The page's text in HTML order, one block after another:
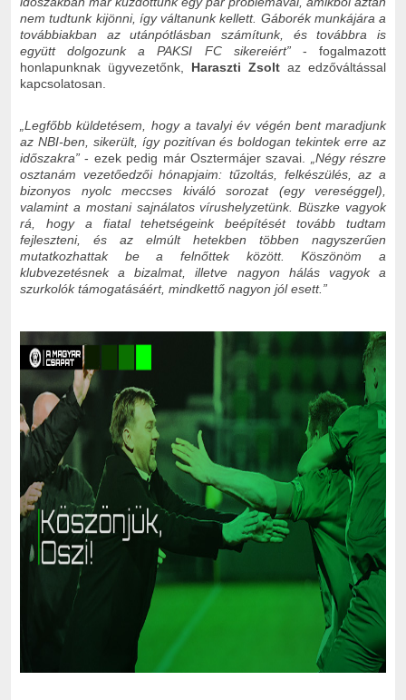
nem tudtunk kijönni, így váltanunk kellett. Gáborék munkájára a
továbbiakban az utánpótlásban számítunk, és továbbra is
együtt dolgozunk a PAKSI FC sikereiért”- fogalmazott
honlapunknak ügyvezetőnk, Haraszti Zsolt az edzőváltással
kapcsolatosan.
„Legfőbb küldetésem, hogy a tavalyi év végén bent maradjunk
az NBI-ben, sikerült, így pozitívan és boldogan tekintek erre az
időszakra” - ezek pedig már Osztermájer szavai. „Négy részre
osztanám vezetőedzői hónapjaim: tűzoltás, felkészülés, az a
bizonyos nyolc meccses kiváló sorozat (egy vereséggel),
valamint a mostani sajnálatos vírushelyzetünk. Büszke vagyok
rá, hogy a fiatal tehetségeink beépítését tovább tudtam
fejleszteni, és az elmúlt hetekben többen nagyszerűen
mutatkozhattak be a felnőttek között. Köszönöm a
klubvezetésnek a bizalmat, illetve nagyon hálás vagyok a
szurkolók támogatásáért, mindkettő nagyon jól esett.”